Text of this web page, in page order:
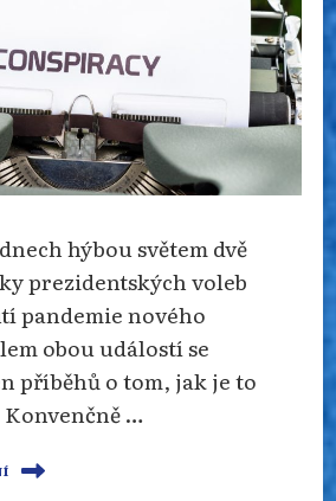
hýbou světem dvě
prezidentských voleb
pandemie nového
obou událostí se
příběhů o tom, jak je to
Konvenčně …